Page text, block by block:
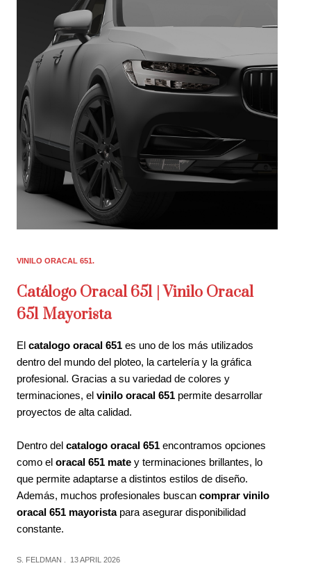
VINILO ORACAL 651
Catálogo Oracal 651 | Vinilo Oracal
651 Mayorista
El catalogo oracal 651 es uno de los más utilizados
dentro del mundo del ploteo, la cartelería y la gráfica
profesional. Gracias a su variedad de colores y
terminaciones, el vinilo oracal 651 permite desarrollar
proyectos de alta calidad.
Dentro del catalogo oracal 651 encontramos opciones
como el oracal 651 mate y terminaciones brillantes, lo
que permite adaptarse a distintos estilos de diseño.
Además, muchos profesionales buscan comprar vinilo
oracal 651 mayoristapara asegurar disponibilidad
constante.
S. FELDMAN 13 APRIL 2026